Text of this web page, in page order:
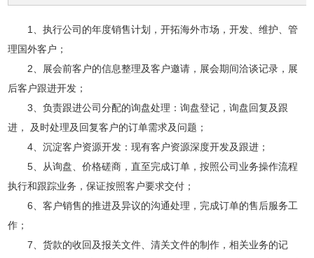
1、执行公司的年度销售计划，开拓海外市场，开发、维护、管
理国外客户；
2、展会前客户的信息整理及客户邀请，展会期间洽谈记录，展
后客户跟进开发；
3、负责跟进公司分配的询盘处理：询盘登记，询盘回复及跟
进， 及时处理及回复客户的订单需求及问题；
4、沉淀客户资源开发：现有客户资源深度开发及跟进；
5、从询盘、价格磋商，直至完成订单，按照公司业务操作流程
执行和跟踪业务，保证按照客户要求交付；
6、客户销售的推进及异议的沟通处理，完成订单的售后服务工
作；
7、货款的收回及报关文件、清关文件的制作，相关业务的记